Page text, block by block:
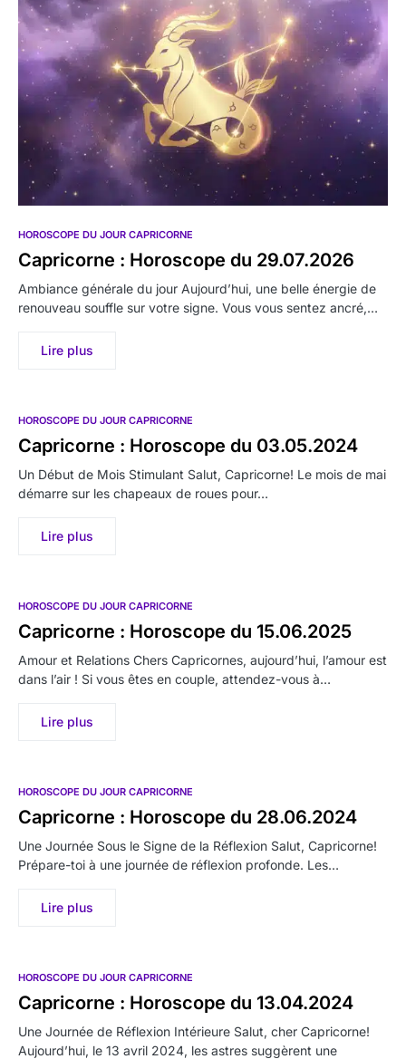
HOROSCOPE DU JOUR CAPRICORNE
Capricorne : Horoscope du 29.07.2026
Ambiance générale du jour Aujourd’hui, une belle énergie de
renouveau souffle sur votre signe. Vous vous sentez ancré,…
Lire plus
HOROSCOPE DU JOUR CAPRICORNE
Capricorne : Horoscope du 03.05.2024
Un Début de Mois Stimulant Salut, Capricorne! Le mois de mai
démarre sur les chapeaux de roues pour…
Lire plus
HOROSCOPE DU JOUR CAPRICORNE
Capricorne : Horoscope du 15.06.2025
Amour et Relations Chers Capricornes, aujourd’hui, l’amour est
dans l’air ! Si vous êtes en couple, attendez-vous à…
Lire plus
HOROSCOPE DU JOUR CAPRICORNE
Capricorne : Horoscope du 28.06.2024
Une Journée Sous le Signe de la Réflexion Salut, Capricorne!
Prépare-toi à une journée de réflexion profonde. Les…
Lire plus
HOROSCOPE DU JOUR CAPRICORNE
Capricorne : Horoscope du 13.04.2024
Une Journée de Réflexion Intérieure Salut, cher Capricorne!
Aujourd’hui, le 13 avril 2024, les astres suggèrent une